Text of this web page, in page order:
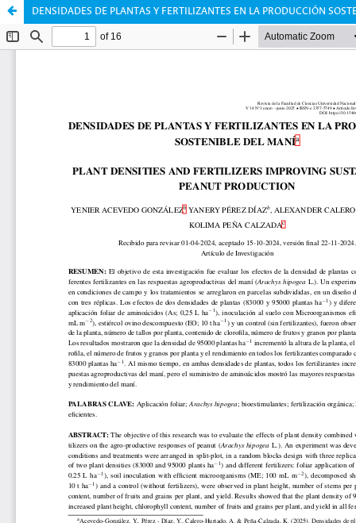
DENSIDADES DE PLANTAS Y FERTILIZANTES EN LA PRODUCCIÓN